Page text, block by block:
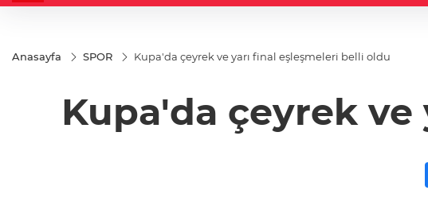
Anasayfa SPOR Kupa'da çeyrek ve yarı final eşleşmeleri belli oldu
Kupa'da çeyrek